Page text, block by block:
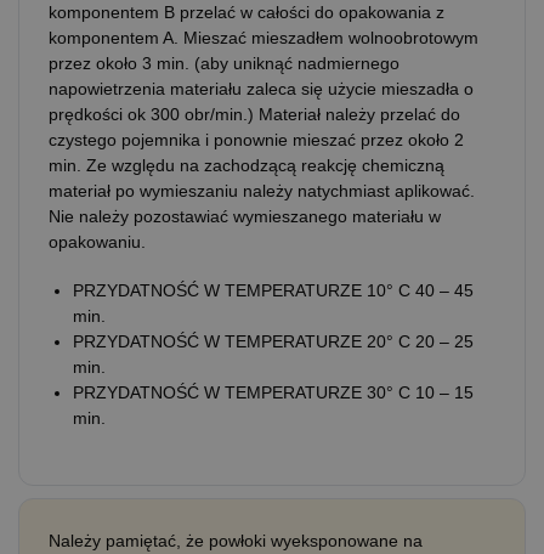
komponentem B przelać w całości do opakowania z
komponentem A. Mieszać mieszadłem wolnoobrotowym
przez około 3 min. (aby uniknąć nadmiernego
napowietrzenia materiału zaleca się użycie mieszadła o
prędkości ok 300 obr/min.) Materiał należy przelać do
czystego pojemnika i ponownie mieszać przez około 2
min. Ze względu na zachodzącą reakcję chemiczną
materiał po wymieszaniu należy natychmiast aplikować.
Nie należy pozostawiać wymieszanego materiału w
opakowaniu.
PRZYDATNOŚĆ W TEMPERATURZE 10° C 40 – 45
min.
PRZYDATNOŚĆ W TEMPERATURZE 20° C 20 – 25
min.
PRZYDATNOŚĆ W TEMPERATURZE 30° C 10 – 15
min.
Należy pamiętać, że powłoki wyeksponowane na